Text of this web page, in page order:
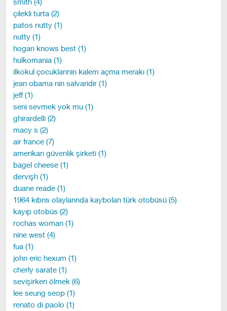
çilekli turta (2)
patos nutty (1)
nutty (1)
hogan knows best (1)
hulkomania (1)
ilkokul çocuklarınin kalem açma merakı (1)
jean obama nin salvaridir (1)
jeff (1)
seni sevmek yok mu (1)
ghirardelli (2)
macy s (2)
air france (7)
amerikan güvenlik şirketi (1)
bagel cheese (1)
dervişh (1)
duane reade (1)
1964 kıbrıs olaylarında kaybolan türk otobüsü (5)
kayıp otobüs (2)
rochas woman (1)
nine west (4)
fua (1)
john eric hexum (1)
cherly sarate (1)
sevişirken ölmek (6)
lee seung seop (1)
renato di paolo (1)